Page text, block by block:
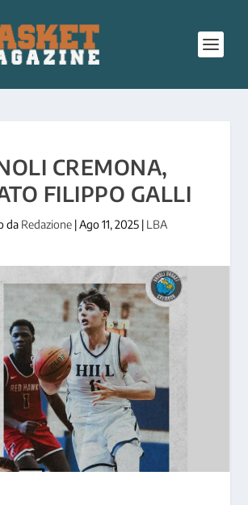
CREMONA,
FILIPPO GALLI
da Redazione |Ago 11, 2025 | LBA